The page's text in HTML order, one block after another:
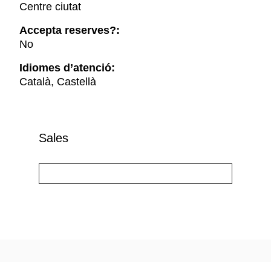
Centre ciutat
Accepta reserves?:
No
Idiomes d’atenció:
Català, Castellà
Sales